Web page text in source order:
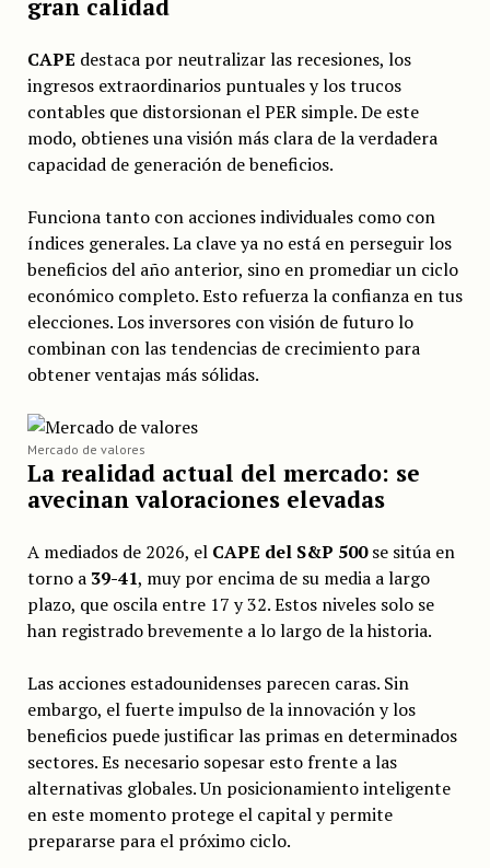
gran calidad
CAPE destaca por neutralizar las recesiones, los
ingresos extraordinarios puntuales y los trucos
contables que distorsionan el PER simple. De este
modo, obtienes una visión más clara de la verdadera
capacidad de generación de beneficios.
Funciona tanto con acciones individuales como con
índices generales. La clave ya no está en perseguir los
beneficios del año anterior, sino en promediar un ciclo
económico completo. Esto refuerza la confianza en tus
elecciones. Los inversores con visión de futuro lo
combinan con las tendencias de crecimiento para
obtener ventajas más sólidas.
Mercado de valores
La realidad actual del mercado: se
avecinan valoraciones elevadas
A mediados de 2026, el CAPE del S&P 500se sitúa en
torno a 39-41, muy por encima de su media a largo
plazo, que oscila entre 17 y 32. Estos niveles solo se
han registrado brevemente a lo largo de la historia.
Las acciones estadounidenses parecen caras. Sin
embargo, el fuerte impulso de la innovación y los
beneficios puede justificar las primas en determinados
sectores. Es necesario sopesar esto frente a las
alternativas globales. Un posicionamiento inteligente
en este momento protege el capital y permite
prepararse para el próximo ciclo.